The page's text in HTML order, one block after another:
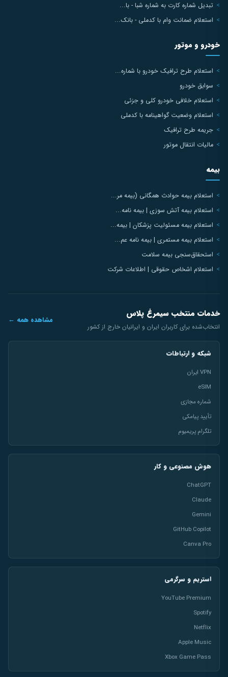
تبدیل شماره کارت به شماره شبا - با...
استعلام ضمانت وام با کدملی - بانک...
خودرو و موتور
استعلام طرح ترافیک خودرو با شماره...
سوابق خودرو
استعلام خلافی خودرو کلی و جزئی
استعلام وضعیت گواهینامه با کدملی
جریمه طرح ترافیک
مالیات انتقال موتور
بیمه
استعلام بیمه حوادث همگانی (بیمه مر...
استعلام بیمه آتش سوزی | بیمه نامه...
استعلام بیمه مسئولیت پزشکان | بیمه...
استعلام بیمه مستمری | بیمه نامه عم...
استحقاق‌سنجی بیمه سلامت
استعلام اشخاص حقوقی | اطلاعات شرکت
خدمات منتخب سیمرغ پلاس
انتخاب‌شده برای کاربران ایران و ایرانیان خارج از کشور
مشاهده همه ←
شبکه و ارتباطات
VPN ایران
eSIM
شماره مجازی
تأیید پیامکی
تلگرام پریمیوم
هوش مصنوعی و کار
ChatGPT
Claude
Gemini
GitHub Copilot
Canva Pro
استریم و سرگرمی
YouTube Premium
Spotify
Netflix
Apple Music
Xbox Game Pass